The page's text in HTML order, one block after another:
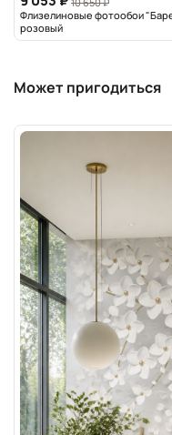
Флизелиновые фотообои
розовый
Может пригодиться